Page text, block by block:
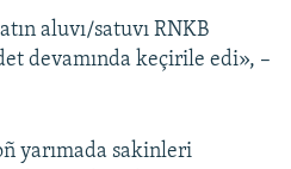
aluvı/satuvı RNKB
devamında keçirile edi», –
yarımada sakinleri